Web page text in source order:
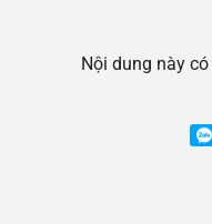
Nội dung này